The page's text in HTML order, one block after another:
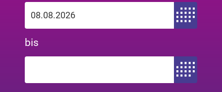
Zeitraum von
bis
Zeitraum bis